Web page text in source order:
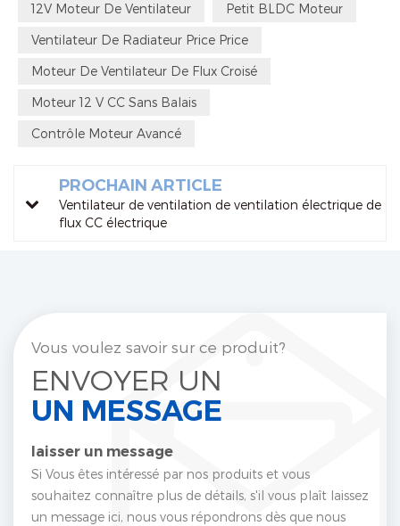
12V Moteur De Ventilateur Petit BLDC Moteur
Ventilateur De Radiateur Price Price
Moteur De Ventilateur De Flux Croisé
Moteur 12 V CC Sans Balais
Contrôle Moteur Avancé
PROCHAIN ARTICLE
Ventilateur de ventilation de ventilation électrique de
flux CC électrique
Vous voulez savoir sur ce produit?
ENVOYER UN
UN MESSAGE
laisser un message
Si Vous êtes intéressé par nos produits et vous
souhaitez connaître plus de détails, s'il vous plaît laissez
un message ici, nous vous répondrons dès que nous